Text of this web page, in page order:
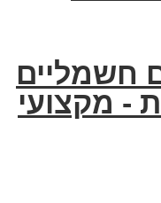
חשמליים
- מקצועי